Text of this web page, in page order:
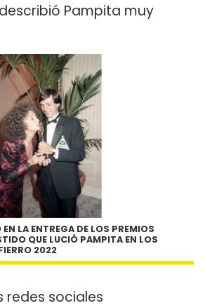
Pampita muy
LA ENTREGA DE LOS PREMIOS
QUE LUCIÓ PAMPITA EN LOS
2022
redes sociales